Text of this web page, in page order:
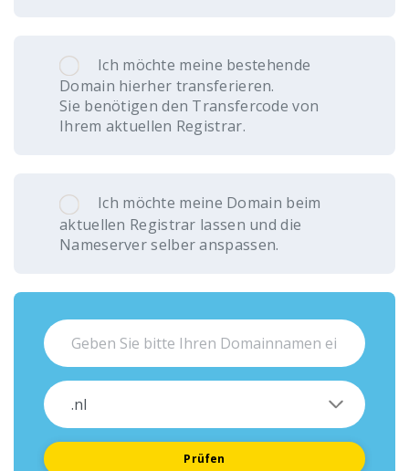
Ich möchte meine bestehende
Domain hierher transferieren.
Sie benötigen den Transfercode von
Ihrem aktuellen Registrar.
Ich möchte meine Domain beim
aktuellen Registrar lassen und die
Nameserver selber anspassen.
Prüfen